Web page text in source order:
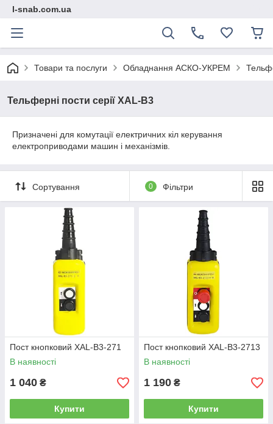
l-snab.com.ua
Товари та послуги Обладнання АСКО-УКРЕМ
Тельферні пости серії XAL-B3
Призначені для комутації електричних кіл керування
електроприводами машин і механізмів.
Сортування 0 Фільтри
Пост кнопковий XAL-B3-271
В наявності
1 040 ₴
Купити
Пост кнопковий XAL-B3-2713
В наявності
1 190 ₴
Купити